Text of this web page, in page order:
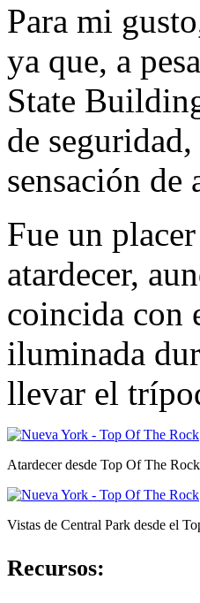
Para mi
ya que, a
State
de
sensación
Fue un
atardecer,
coincida con
iluminada
llevar el
Atardecer desde Top Of The Rock
Vistas de Central Park desde el
Recursos: